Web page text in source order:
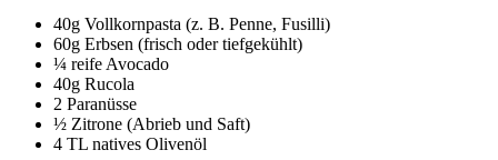
40g Vollkornpasta (z. B. Penne, Fusilli)
60g Erbsen (frisch oder tiefgekühlt)
¼ reife Avocado
40g Rucola
2 Paranüsse
½ Zitrone (Abrieb und Saft)
4 TL natives Olivenöl